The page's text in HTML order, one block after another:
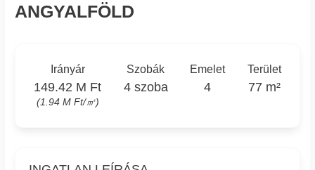
ANGYALFÖLD
Irányár
149.42 M Ft
(1.94 M Ft/㎡)
Szobák
4 szoba
Emelet
4
Terület
77 m²